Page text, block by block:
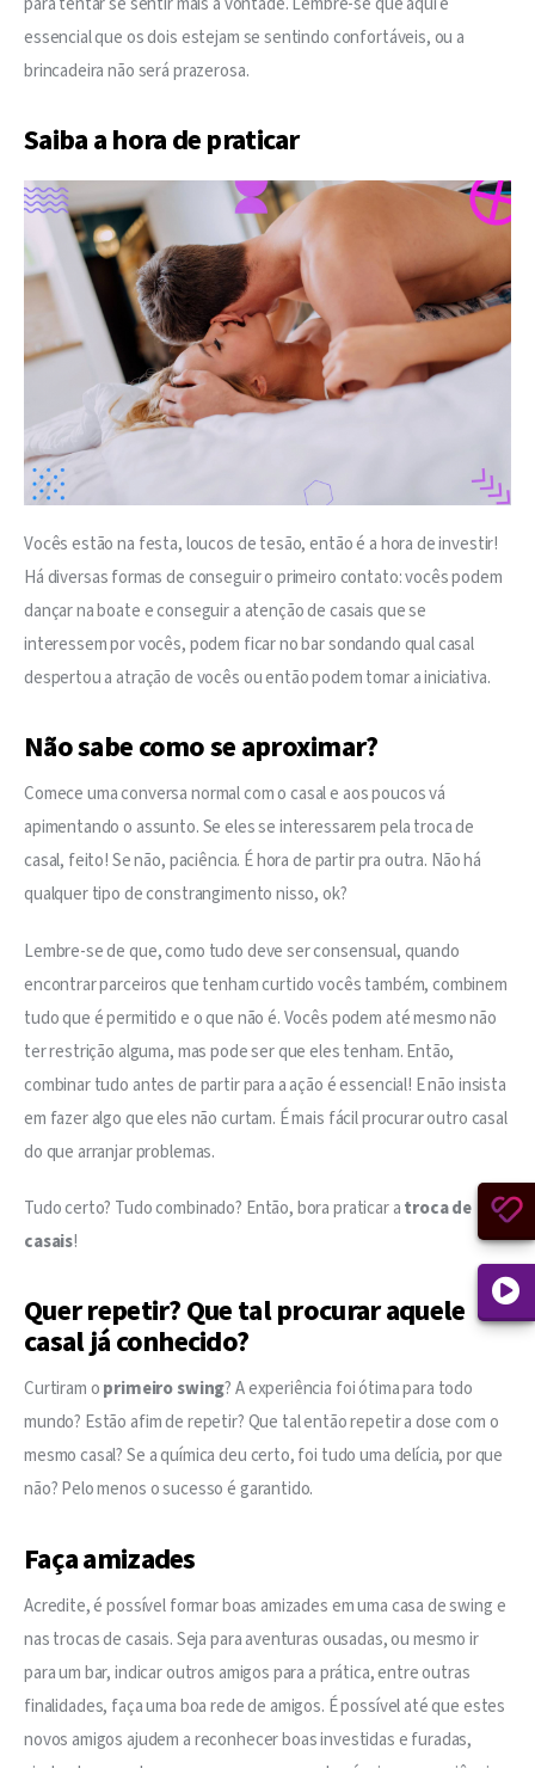
essencial que os dois estejam se sentindo confortáveis, ou a
brincadeira não será prazerosa.
Saiba a hora de praticar
Vocês estão na festa, loucos de tesão, então é a hora de investir!
Há diversas formas de conseguir o primeiro contato: vocês podem
dançar na boate e conseguir a atenção de casais que se
interessem por vocês, podem ficar no bar sondando qual casal
despertou a atração de vocês ou então podem tomar a iniciativa.
Não sabe como se aproximar?
Comece uma conversa normal com o casal e aos poucos vá
apimentando o assunto. Se eles se interessarem pela troca de
casal, feito! Se não, paciência. É hora de partir pra outra. Não há
qualquer tipo de constrangimento nisso, ok?
Lembre-se de que, como tudo deve ser consensual, quando
encontrar parceiros que tenham curtido vocês também, combinem
tudo que é permitido e o que não é. Vocês podem até mesmo não
ter restrição alguma, mas pode ser que eles tenham. Então,
combinar tudo antes de partir para a ação é essencial! E não insista
em fazer algo que eles não curtam. É mais fácil procurar outro casal
do que arranjar problemas.
Tudo certo? Tudo combinado? Então, bora praticar a troca de
casais!
Quer repetir? Que tal procurar aquele
casal já conhecido?
Curtiram o primeiro swing? A experiência foi ótima para todo
mundo? Estão afim de repetir? Que tal então repetir a dose com o
mesmo casal? Se a química deu certo, foi tudo uma delícia, por que
não? Pelo menos o sucesso é garantido.
Faça amizades
Acredite, é possível formar boas amizades em uma casa de swing e
nas trocas de casais. Seja para aventuras ousadas, ou mesmo ir
para um bar, indicar outros amigos para a prática, entre outras
finalidades, faça uma boa rede de amigos. É possível até que estes
novos amigos ajudem a reconhecer boas investidas e furadas,